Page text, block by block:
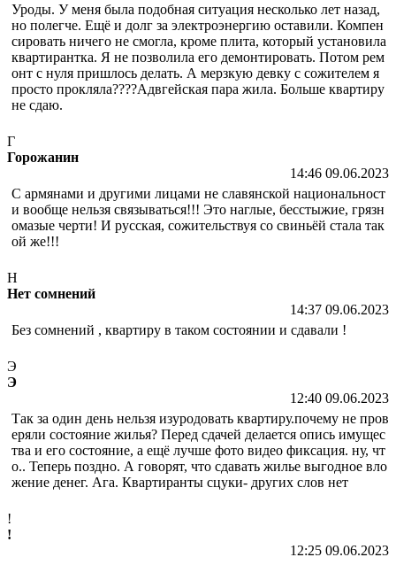
Уроды. У меня была подобная ситуация несколько лет назад,
но полегче. Ещё и долг за электроэнергию оставили. Компен
сировать ничего не смогла, кроме плита, который установила
квартирантка. Я не позволила его демонтировать. Потом рем
онт с нуля пришлось делать. А мерзкую девку с сожителем я
просто прокляла????Адвгейская пара жила. Больше квартиру
не сдаю.
Г
Горожанин
14:46 09.06.2023
С армянами и другими лицами не славянской национальност
и вообще нельзя связываться!!! Это наглые, бесстыжие, грязн
омазые черти! И русская, сожительствуя со свиньёй стала так
ой же!!!
Н
Нет сомнений
14:37 09.06.2023
Без сомнений , квартиру в таком состоянии и сдавали !
Э
Э
12:40 09.06.2023
Так за один день нельзя изуродовать квартиру.почему не пров
еряли состояние жилья? Перед сдачей делается опись имущес
тва и его состояние, а ещё лучше фото видео фиксация. ну, чт
о.. Теперь поздно. А говорят, что сдавать жилье выгодное вло
жение денег. Ага. Квартиранты сцуки- других слов нет
!
!
12:25 09.06.2023